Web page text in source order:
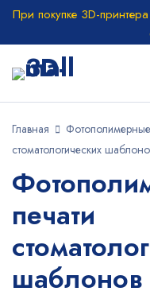
При покупке 3D-
Главная
стоматологических
печати
шаблонов